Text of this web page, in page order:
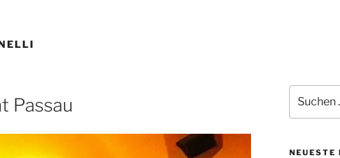
Passau
nach:
NEUESTE